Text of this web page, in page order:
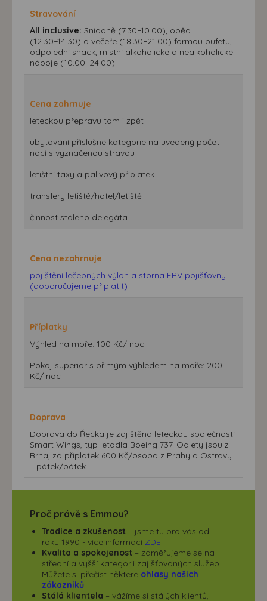
Stravování
All inclusive: Snídaně (7.30−10.00), oběd
(12.30−14.30) a večeře (18.30−21.00) formou bufetu,
odpolední snack, místní alkoholické a nealkoholické
nápoje (10.00−24.00).
Cena zahrnuje
leteckou přepravu tam i zpět
ubytování příslušné kategorie na uvedený počet
nocí s vyznačenou stravou
letištní taxy a palivový příplatek
transfery letiště/hotel/letiště
činnost stálého delegáta
Cena nezahrnuje
pojištění léčebných výloh a storna ERV pojišťovny
(doporučujeme připlatit)
Příplatky
Výhled na moře: 100 Kč/ noc
Pokoj superior s přímým výhledem na moře: 200
Kč/ noc
Doprava
Doprava do Řecka je zajištěna leteckou společností
Smart Wings, typ letadla Boeing 737. Odlety jsou z
Brna, za příplatek 600 Kč/osoba z Prahy a Ostravy
– pátek/pátek.
Proč právě s Emmou?
Tradice a zkušenost – jsme tu pro vás od
roku 1990 - více informací ZDE
Kvalita a spokojenost – zaměřujeme se na
střední a vyšší kategorii zajišťovaných služeb.
Můžete si přečíst některé ohlasy našich
zákazníků.
Stálá klientela – vážíme si stálých klientů,